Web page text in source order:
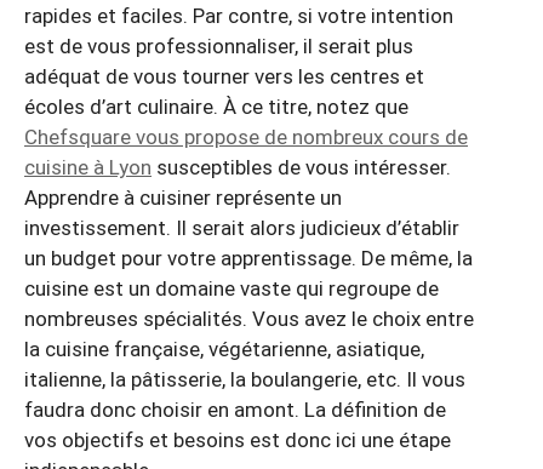
rapides et faciles. Par contre, si votre intention
est de vous professionnaliser, il serait plus
adéquat de vous tourner vers les centres et
écoles d’art culinaire. À ce titre, notez que
Chefsquare vous propose de nombreux cours de
cuisine à Lyon susceptibles de vous intéresser.
Apprendre à cuisiner représente un
investissement. Il serait alors judicieux d’établir
un budget pour votre apprentissage. De même, la
cuisine est un domaine vaste qui regroupe de
nombreuses spécialités. Vous avez le choix entre
la cuisine française, végétarienne, asiatique,
italienne, la pâtisserie, la boulangerie, etc. Il vous
faudra donc choisir en amont. La définition de
vos objectifs et besoins est donc ici une étape